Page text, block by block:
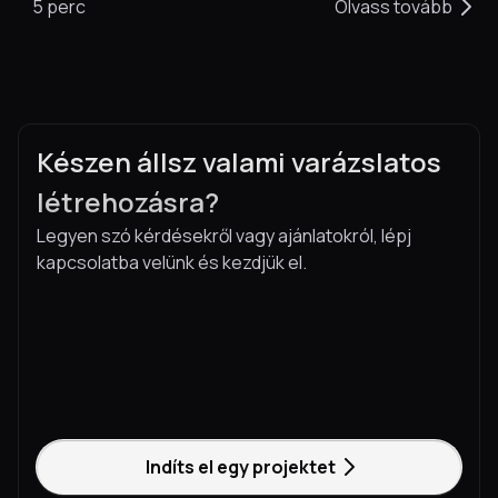
5 perc Olvass tovább
Készen állsz valami varázslatos
létrehozásra?
Legyen szó kérdésekről vagy ajánlatokról, lépj
kapcsolatba velünk és kezdjük el.
Indíts el egy projektet